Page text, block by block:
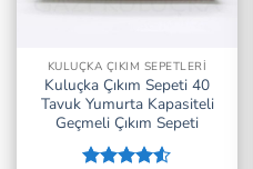
KULUÇKA ÇIKIM SEPETLERI
Kuluçka Çıkım Sepeti 40
Tavuk Yumurta Kapasiteli
Geçmeli Çıkım Sepeti